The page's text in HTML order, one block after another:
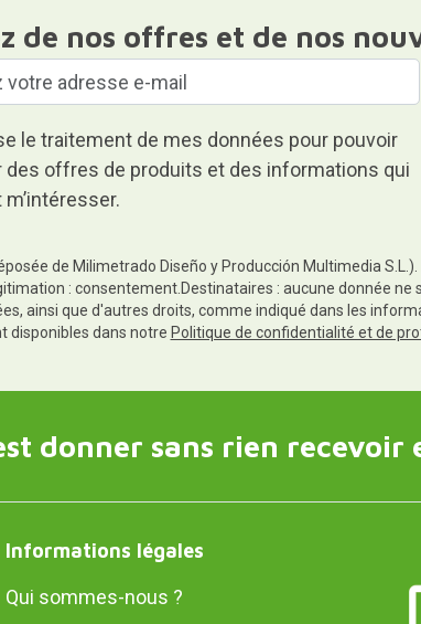
de nos offres et de nos
le traitement de mes données pour pouvoir
des offres de produits et des informations qui
de Milimetrado Diseño y Producción Multimedia
: consentement.Destinataires : aucune donnée ne
ainsi que d'autres droits, comme indiqué dans les
disponibles dans notre Politique de confidentialité et de
donner sans rien recevoir
Informations légales
Qui sommes-nous ?